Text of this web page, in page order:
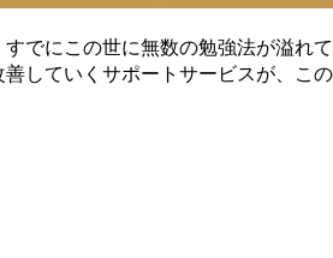
でにこの世に無数の勉強法が溢れ
していくサポートサービスが、こ